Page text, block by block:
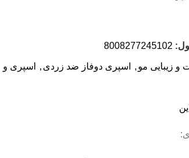
8008277245102
و زیبایی مو , اسپری دوفاز ضد زردی ,
اسپری و